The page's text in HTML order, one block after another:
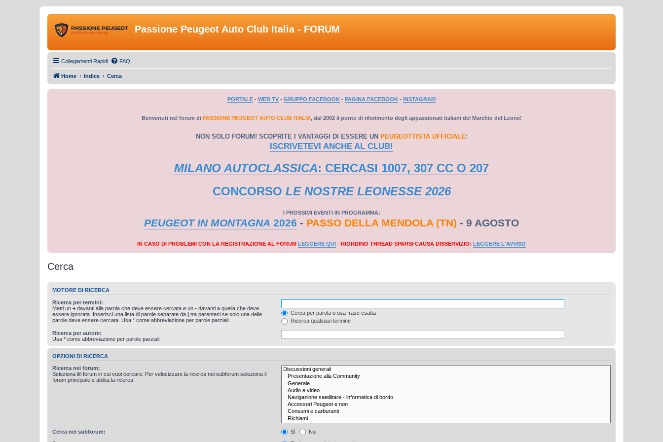
Passione Peugeot Auto Club Italia - FORUM
Collegamenti Rapidi FAQ
Home Indice Cerca
PORTALE - WEB TV - GRUPPO FACEBOOK - PAGINA FACEBOOK - INSTAGRAM
Benvenuti nel forum di PASSIONE PEUGEOT AUTO CLUB ITALIA, dal 2002 il punto di riferimento degli appassionati italiani del Marchio del Leone!
NON SOLO FORUM! SCOPRITE I VANTAGGI DI ESSERE UN PEUGEOTTISTA UFFICIALE:
ISCRIVETEVI ANCHE AL CLUB!
MILANO AUTOCLASSICA: CERCASI 1007, 307 CC O 207
CONCORSO LE NOSTRE LEONESSE 2026
I PROSSIMI EVENTI IN PROGRAMMA:
PEUGEOT IN MONTAGNA 2026 - PASSO DELLA MENDOLA (TN) - 9 AGOSTO
IN CASO DI PROBLEMI CON LA REGISTRAZIONE AL FORUM LEGGERE QUI - RIORDINO THREAD SPARSI CAUSA DISSERVIZIO: LEGGERE L'AVVISO
Cerca
MOTORE DI RICERCA
Ricerca per termini:
Metti un + davanti alla parola che deve essere cercata e un - davanti a quella che deve
essere ignorata. Inserisci una lista di parole separate da | tra parentesi se solo una delle
parole deve essere cercata. Usa * come abbreviazione per parole parziali.
Cerca per parola o usa frase esatta
Ricerca qualsiasi termine
Ricerca per autore:
Usa * come abbreviazione per parole parziali.
OPZIONI DI RICERCA
Ricerca nei forum:
Seleziona il/i forum in cui vuoi cercare. Per velocizzare la ricerca nei subforum seleziona il
forum principale e abilita la ricerca.
Cerca nei subforum: Sì No